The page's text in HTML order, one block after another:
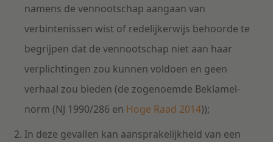
namens de vennootschap aangaan van
verbintenissen wist of redelijkerwijs behoorde te
begrijpen dat de vennootschap niet aan haar
verplichtingen zou kunnen voldoen en geen
verhaal zou bieden (de zogenoemde Beklamel-
norm (NJ 1990/286 en Hoge Raad 2014));
In deze gevallen kan aansprakelijkheid van een